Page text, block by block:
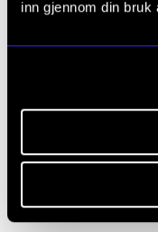
inn gjennom din bruk
Det er
innebærer
Studenten
utvalgte